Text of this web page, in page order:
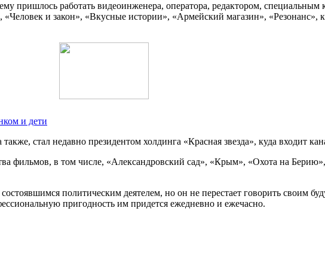
пришлось работать видеоинженера, оператора, редактором,
и закон», «Вкусные истории», «Армейский магазин», «Резонанс»,
и дети
стал недавно президентом холдинга «Красная звезда», куда входит
фильмов, в том числе, «Александровский сад», «Крым», «Охота на
политическим деятелем, но он не перестает говорить своим
пригодность им придется ежедневно и ежечасно.